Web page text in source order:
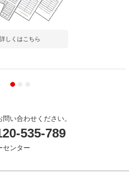
詳しくはこちら
問い合わせください。
535-789
センター